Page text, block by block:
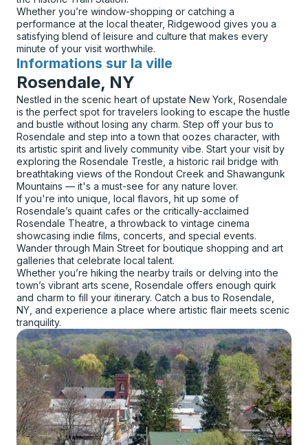
Whether you’re window-shopping or catching a
performance at the local theater, Ridgewood gives you a
satisfying blend of leisure and culture that makes every
minute of your visit worthwhile.
Informations sur la ville
pour
Rosendale, NY
Nestled in the scenic heart of upstate New York, Rosendale
is the perfect spot for travelers looking to escape the hustle
and bustle without losing any charm. Step off your bus to
Rosendale and step into a town that oozes character, with
its artistic spirit and lively community vibe. Start your visit by
exploring the Rosendale Trestle, a historic rail bridge with
breathtaking views of the Rondout Creek and Shawangunk
Mountains — it's a must-see for any nature lover.
If you're into unique, local flavors, hit up some of
Rosendale’s quaint cafes or the critically-acclaimed
Rosendale Theatre, a throwback to vintage cinema
showcasing indie films, concerts, and special events.
Wander through Main Street for boutique shopping and art
galleries that celebrate local talent.
Whether you’re hiking the nearby trails or delving into the
town’s vibrant arts scene, Rosendale offers enough quirk
and charm to fill your itinerary. Catch a bus to Rosendale,
NY, and experience a place where artistic flair meets scenic
tranquility.